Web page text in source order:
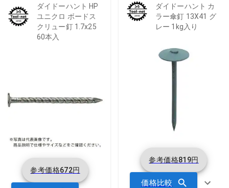
ダイドーハント HP
ユニクロ ボードス
クリュー釘 1.7x25
60本入
参考価格672円
ダイドーハント カ
ラー傘釘 13X41 グ
レー 1kg入り
参考価格819円
価格比較